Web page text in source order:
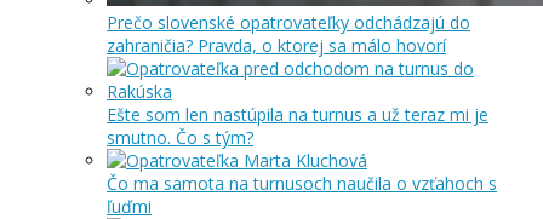
Prečo slovenské opatrovateľky odchádzajú do
zahraničia? Pravda, o ktorej sa málo hovorí
Ešte som len nastúpila na turnus a už teraz mi je
smutno. Čo s tým?
Čo ma samota na turnusoch naučila o vzťahoch s
ľuďmi